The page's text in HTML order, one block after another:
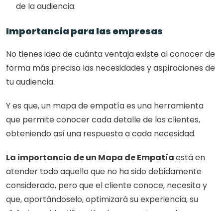
de la audiencia.
Importancia para las empresas
No tienes idea de cuánta ventaja existe al conocer de
forma más precisa las necesidades y aspiraciones de
tu audiencia.
Y es que, un mapa de empatía es una herramienta
que permite conocer cada detalle de los clientes,
obteniendo así una respuesta a cada necesidad.
La importancia de un Mapa de Empatía está en
atender todo aquello que no ha sido debidamente
considerado, pero que el cliente conoce, necesita y
que, aportándoselo, optimizará su experiencia, su